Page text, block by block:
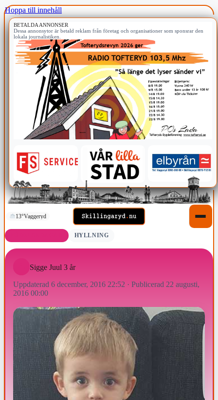
Hoppa till innehåll
BETALDA ANNONSER
Dessa annonsytor är betald reklam från företag och organisationer som sponsrar den
lokala journalistiken.
13°Vaggeryd
HYLLNING
Sigge Juul 3 år
Uppdaterad 6 december, 2016 22:52 · Publicerad 22 augusti,
2016 00:00